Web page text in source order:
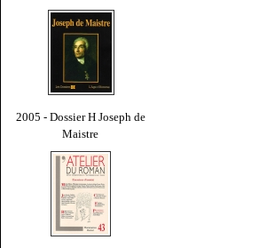
2005 - Dossier H Joseph de
Maistre